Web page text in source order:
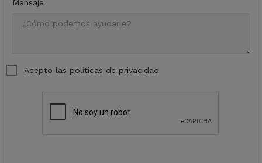
Mensaje
Acepto las políticas de privacidad